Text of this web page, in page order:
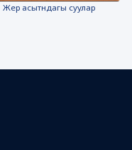
Жер асытндагы суулар